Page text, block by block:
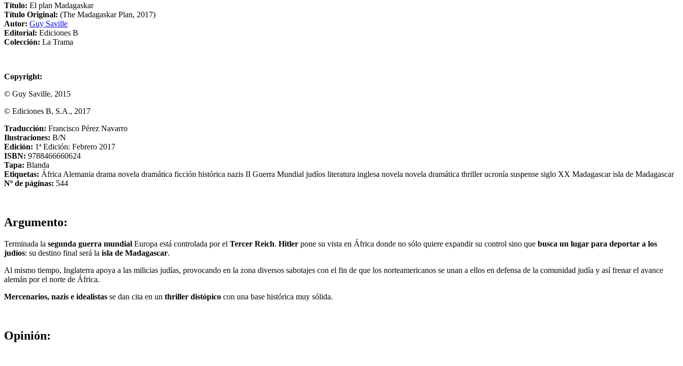
Título: El plan Madagaskar
Título Original: (The Madagaskar Plan, 2017)
Autor: Guy Saville
Editorial: Ediciones B
Colección: La Trama
Copyright:
© Guy Saville, 2015
© Ediciones B, S.A., 2017
Traducción: Francisco Pérez Navarro
Ilustraciones: B/N
Edición: 1ª Edición: Febrero 2017
ISBN: 9788466660624
Tapa: Blanda
Etiquetas: África Alemania drama novela dramática ficción histórica nazis II Guerra Mundial judíos literatura inglesa novela novela dramática thrillerucronía suspense siglo XX Madagascarisla de Madagascar
Nº de páginas: 544
Argumento:
Terminada la segunda guerra mundial Europa está controlada por el Tercer Reich. Hitler pone su vista en África donde no sólo quiere expandir su control sino que busca un lugar para deportar a los
judíos: su destino final será la isla de Madagascar.
Al mismo tiempo, Inglaterra apoya a las milicias judías, provocando en la zona diversos sabotajes con el fin de que los norteamericanos se unan a ellos en defensa de la comunidad judía y así frenar el avance
alemán por el norte de África.
Mercenarios, nazis e idealistas se dan cita en un thriller distópico con una base histórica muy sólida.
Opinión: